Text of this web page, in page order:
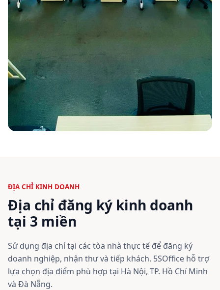
ĐỊA CHỈ KINH DOANH
Địa chỉ đăng ký kinh doanh
tại 3 miền
Sử dụng địa chỉ tại các tòa nhà thực tế để đăng ký
doanh nghiệp, nhận thư và tiếp khách. 5SOffice hỗ trợ
lựa chọn địa điểm phù hợp tại Hà Nội, TP. Hồ Chí Minh
và Đà Nẵng.